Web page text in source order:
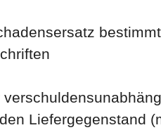
Liefergegenstand